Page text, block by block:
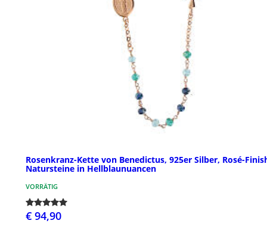
Rosenkranz-Kette von Benedictus, 925er Silber, Rosé-
Natursteine in Hellblaunuancen
VORRÄTIG
€ 94,90